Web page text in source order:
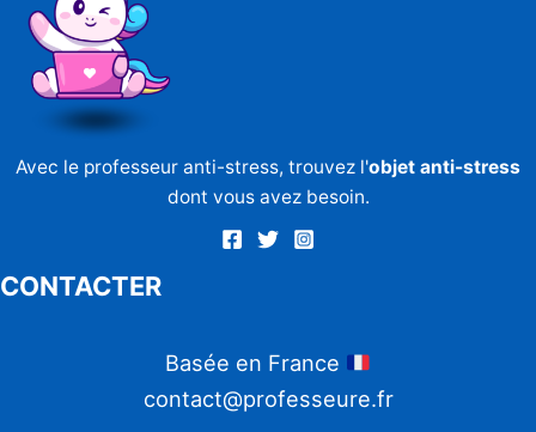
Avec le professeur anti-stress, trouvez l'objet anti-stress
dont vous avez besoin.
CONTACTER
Basée en France
contact@professeure.fr